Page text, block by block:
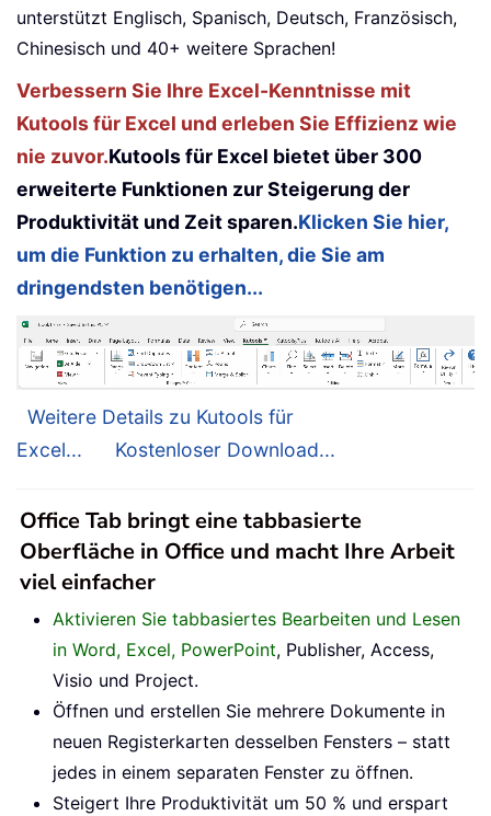
unterstützt Englisch, Spanisch, Deutsch, Französisch,
Chinesisch und 40+ weitere Sprachen!
Verbessern Sie Ihre Excel-Kenntnisse mit
Kutools für Excel und erleben Sie Effizienz wie
nie zuvor.Kutools für Excel bietet über 300
erweiterte Funktionen zur Steigerung der
Produktivität und Zeit sparen.Klicken Sie hier,
um die Funktion zu erhalten, die Sie am
dringendsten benötigen...
Weitere Details zu Kutools für
Excel...
Kostenloser Download...
Office Tab bringt eine tabbasierte
Oberfläche in Office und macht Ihre Arbeit
viel einfacher
Aktivieren Sie tabbasiertes Bearbeiten und Lesen
in Word, Excel, PowerPoint, Publisher, Access,
Visio und Project.
Öffnen und erstellen Sie mehrere Dokumente in
neuen Registerkarten desselben Fensters – statt
jedes in einem separaten Fenster zu öffnen.
Steigert Ihre Produktivität um 50 % und erspart